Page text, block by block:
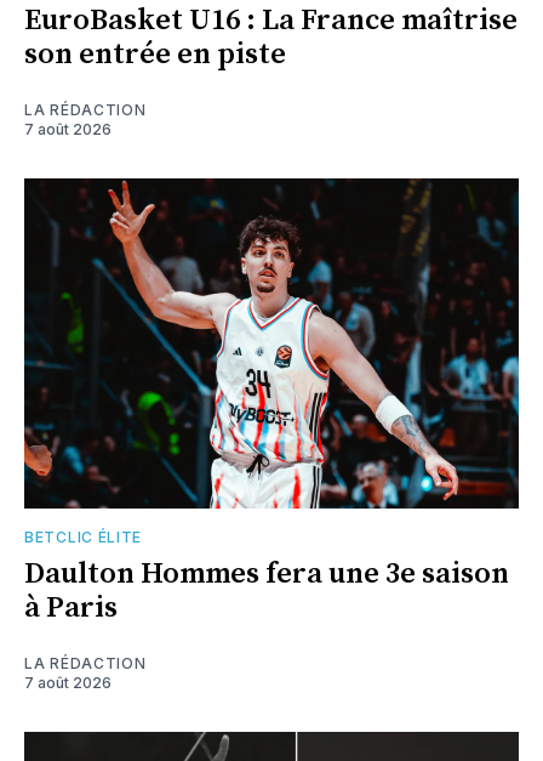
EuroBasket U16 : La France maîtrise
son entrée en piste
LA RÉDACTION
7 août 2026
BETCLIC ÉLITE
Daulton Hommes fera une 3e saison
à Paris
LA RÉDACTION
7 août 2026